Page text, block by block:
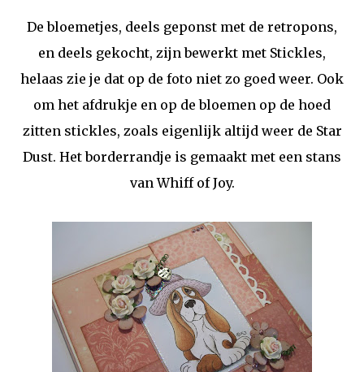
De bloemetjes, deels geponst met de retropons,
en deels gekocht, zijn bewerkt met Stickles,
helaas zie je dat op de foto niet zo goed weer. Ook
om het afdrukje en op de bloemen op de hoed
zitten stickles, zoals eigenlijk altijd weer de Star
Dust. Het borderrandje is gemaakt met een stans
van Whiff of Joy.